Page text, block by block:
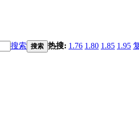
搜索 搜索 热搜: 1.76 1.80 1.85 1.95